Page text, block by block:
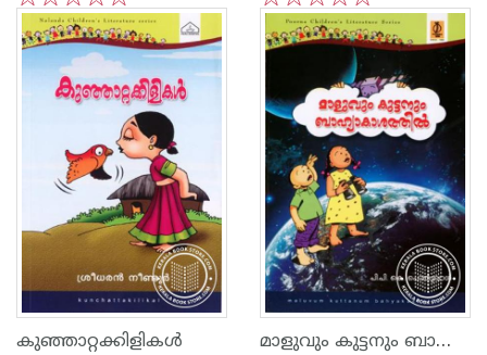
5
4
3
2
1 5
4
3
2
1
കുഞ്ഞാറ്റക്കിളികള്‍ മാളുവും കുട്ടനും ബാഹ്യാകാശത്തില്‍